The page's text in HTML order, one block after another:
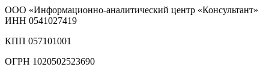
ООО «Информационно-аналитический центр «Консультант»
ИНН 0541027419
КПП 057101001
ОГРН 1020502523690